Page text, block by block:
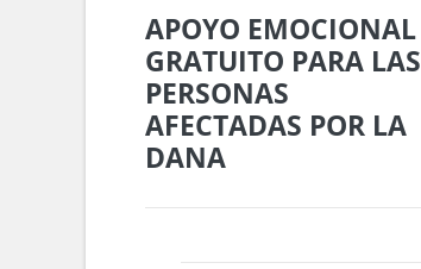
APOYO EMOCIONAL
GRATUITO PARA LAS
PERSONAS
AFECTADAS POR LA
DANA